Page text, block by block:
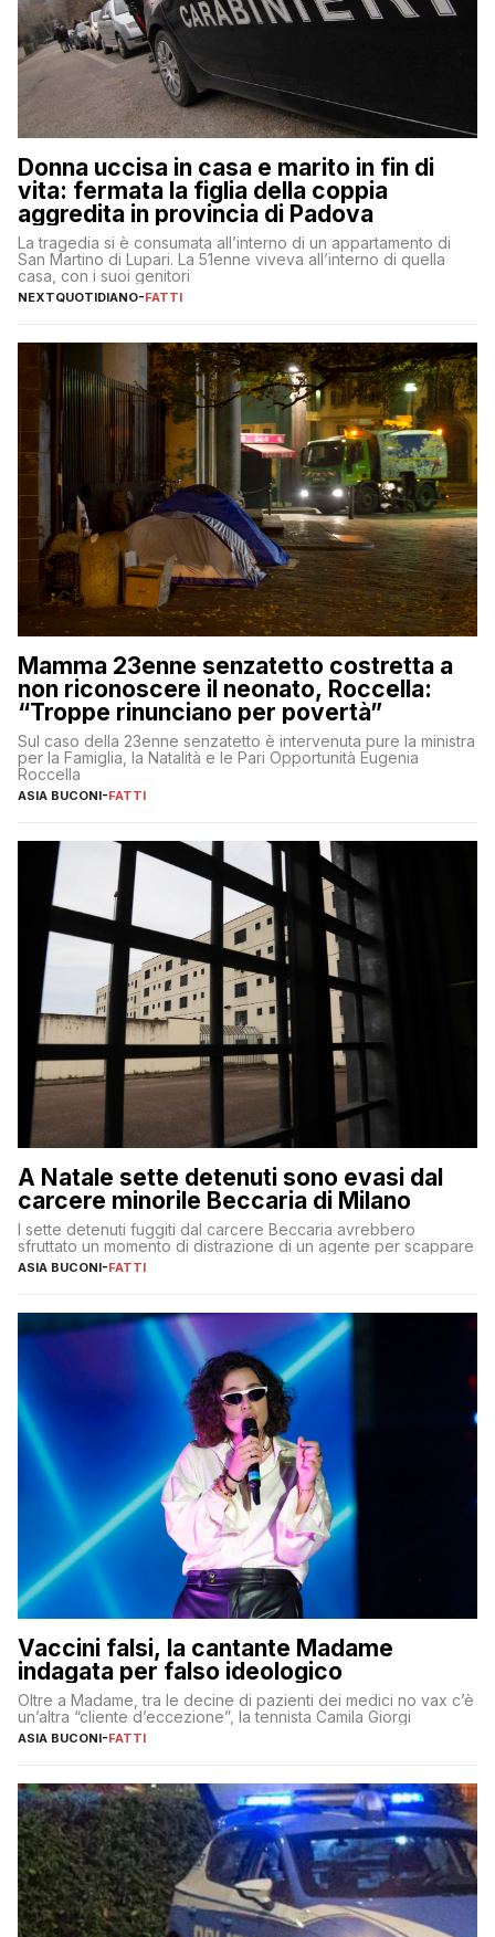
Donna uccisa in casa e marito in fin di
vita: fermata la figlia della coppia
aggredita in provincia di Padova
La tragedia si è consumata all’interno di un appartamento di
San Martino di Lupari. La 51enne viveva all’interno di quella
casa, con i suoi genitori
NEXTQUOTIDIANO-FATTI
Mamma 23enne senzatetto costretta a
non riconoscere il neonato, Roccella:
“Troppe rinunciano per povertà”
Sul caso della 23enne senzatetto è intervenuta pure la ministra
per la Famiglia, la Natalità e le Pari Opportunità Eugenia
Roccella
ASIA BUCONI-FATTI
A Natale sette detenuti sono evasi dal
carcere minorile Beccaria di Milano
I sette detenuti fuggiti dal carcere Beccaria avrebbero
sfruttato un momento di distrazione di un agente per scappare
ASIA BUCONI-FATTI
Vaccini falsi, la cantante Madame
indagata per falso ideologico
Oltre a Madame, tra le decine di pazienti dei medici no vax c’è
un’altra “cliente d’eccezione”, la tennista Camila Giorgi
ASIA BUCONI-FATTI